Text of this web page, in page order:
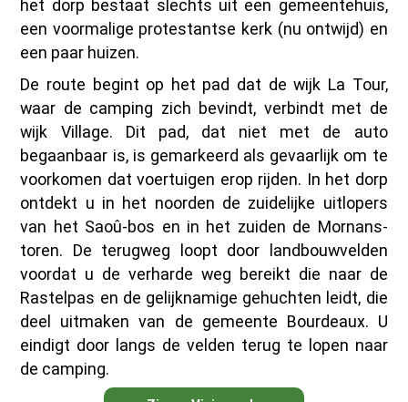
het dorp bestaat slechts uit een gemeentehuis,
een voormalige protestantse kerk (nu ontwijd) en
een paar huizen.
De route begint op het pad dat de wijk La Tour,
waar de camping zich bevindt, verbindt met de
wijk Village. Dit pad, dat niet met de auto
begaanbaar is, is gemarkeerd als gevaarlijk om te
voorkomen dat voertuigen erop rijden. In het dorp
ontdekt u in het noorden de zuidelijke uitlopers
van het Saoû-bos en in het zuiden de Mornans-
toren. De terugweg loopt door landbouwvelden
voordat u de verharde weg bereikt die naar de
Rastelpas en de gelijknamige gehuchten leidt, die
deel uitmaken van de gemeente Bourdeaux. U
eindigt door langs de velden terug te lopen naar
de camping.